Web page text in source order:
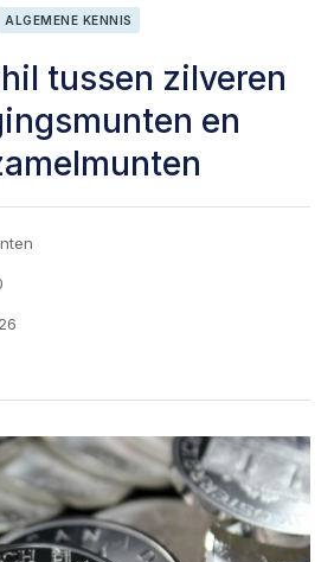
ALGEMENE KENNIS
tussen zilveren
en